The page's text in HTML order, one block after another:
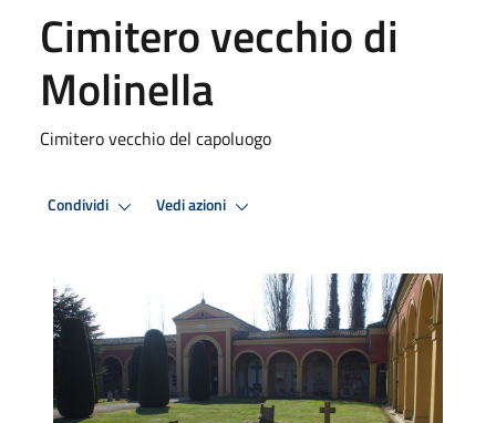
Cimitero vecchio di
Molinella
Cimitero vecchio del capoluogo
Condividi Vedi azioni